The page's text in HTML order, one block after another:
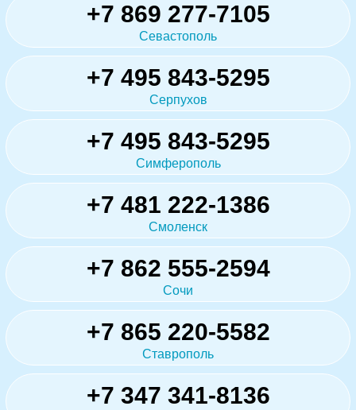
+7 869 277-7105
Севастополь
+7 495 843-5295
Серпухов
+7 495 843-5295
Симферополь
+7 481 222-1386
Смоленск
+7 862 555-2594
Сочи
+7 865 220-5582
Ставрополь
+7 347 341-8136